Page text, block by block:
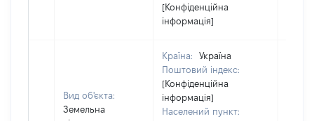
[Конфіденційна
інформація]
Вид об'єкта:
Земельна
Країна:
Україна
Поштовий індекс:
[Конфіденційна
інформація]
Населений пункт: